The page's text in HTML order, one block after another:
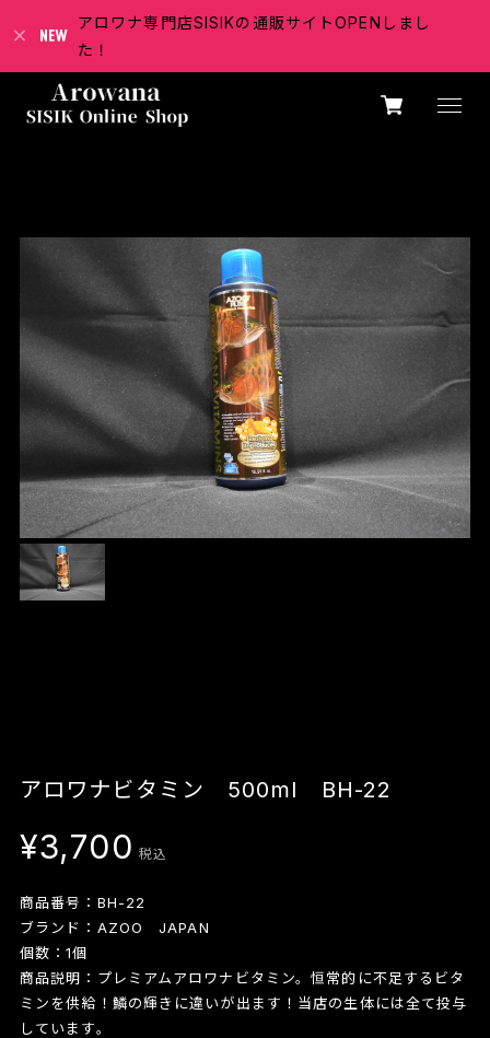
アロワナ専門店SISIKの通販サイトOPENしまし
た！
アロワナビタミン 500ml BH-22
¥3,700 税込
商品番号：BH-22
ブランド：AZOO JAPAN
個数：1個
商品説明：プレミアムアロワナビタミン。恒常的に不足するビタ
ミンを供給！鱗の輝きに違いが出ます！当店の生体には全て投与
しています。